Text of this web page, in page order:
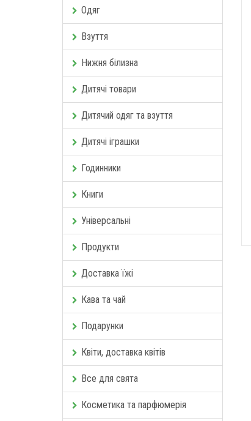
Одяг
Взуття
Нижня білизна
Дитячі товари
Дитячий одяг та взуття
Дитячі іграшки
Годинники
Книги
Універсальні
Продукти
Доставка їжі
Кава та чай
Подарунки
Квіти, доставка квітів
Все для свята
Косметика та парфюмерія